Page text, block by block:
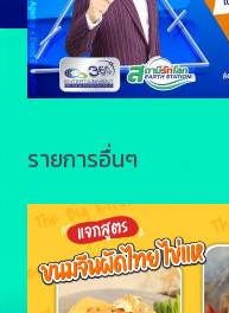
รายการอื่นๆ